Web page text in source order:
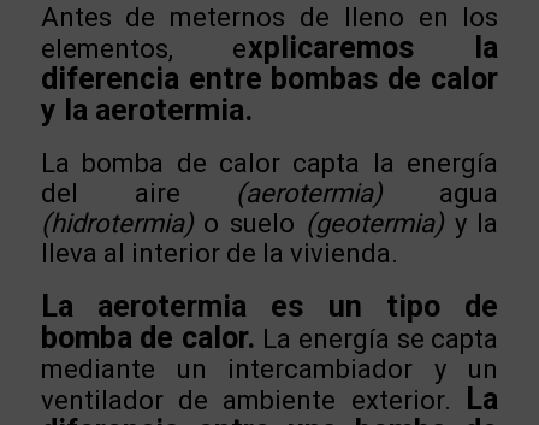
Antes de meternos de lleno en los
elementos, explicaremos la
diferencia entre bombas de calor
y la aerotermia.
La bomba de calor capta la energía
del aire (aerotermia) agua
(hidrotermia)o suelo (geotermia)y la
lleva al interior de la vivienda.
La aerotermia es un tipo de
bomba de calor. La energía se capta
mediante un intercambiador y un
ventilador de ambiente exterior.
La